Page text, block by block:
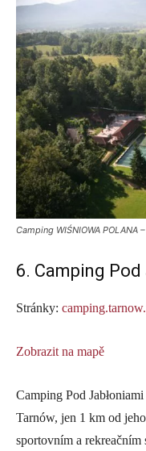
Camping WIŚNIOWA POLANA
6. Camping Pod
Stránky:
Zobrazit na mapě
Camping Pod
Tarnów, jen 1 km od
sportovním a rekreačním